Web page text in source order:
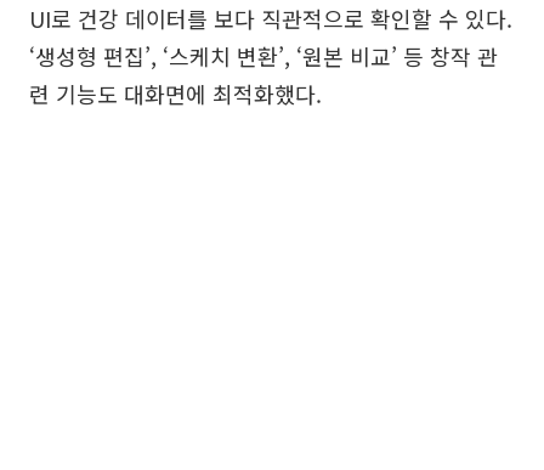
UI로 건강 데이터를 보다 직관적으로 확인할 수 있다.
‘생성형 편집’, ‘스케치 변환’, ‘원본 비교’ 등 창작 관
련 기능도 대화면에 최적화했다.